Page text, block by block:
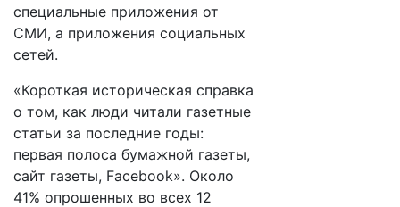
специальные приложения от
СМИ, а приложения социальных
сетей.
«Короткая историческая справка
о том, как люди читали газетные
статьи за последние годы:
первая полоса бумажной газеты,
сайт газеты, Facebook». Около
41% опрошенных во всех 12